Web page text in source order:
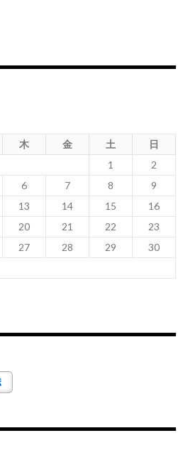
木 金 土
日
1
2
6 7 8
9
13 14 15
16
20 21 22
23
27 28 29
30